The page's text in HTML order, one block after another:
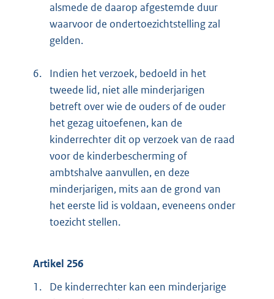
alsmede de daarop afgestemde duur
waarvoor de ondertoezichtstelling zal
gelden.
6.
Indien het verzoek, bedoeld in het
tweede lid, niet alle minderjarigen
betreft over wie de ouders of de ouder
het gezag uitoefenen, kan de
kinderrechter dit op verzoek van de raad
voor de kinderbescherming of
ambtshalve aanvullen, en deze
minderjarigen, mits aan de grond van
het eerste lid is voldaan, eveneens onder
toezicht stellen.
Artikel 256
1.
De kinderrechter kan een minderjarige